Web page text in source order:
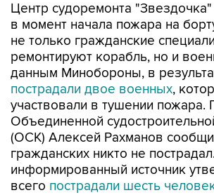
Центр судоремонта
в момент начала пожара на
не только гражданские
ремонтируют корабль, но и
данным Минобороны, в
пострадали двое военных,
участвовали в тушении пожара.
Объединенной
(ОСК) Алексей Рахманов
гражданских никто не
информированный источник
всего пострадали шесть